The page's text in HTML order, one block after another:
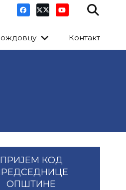
Контакт
ПРИЈЕМ КОД
ОПШТИНЕ